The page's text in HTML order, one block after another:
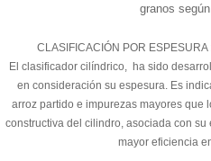
granos
CLASIFICACIÓN POR
El clasificador cilíndrico, ha sido
en consideración su espesura. Es
arroz partido e impurezas mayores que
constructiva del cilindro, asociada con
mayor eficiencia